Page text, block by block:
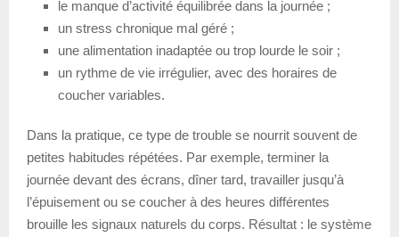
le manque d’activité équilibrée dans la journée ;
un stress chronique mal géré ;
une alimentation inadaptée ou trop lourde le soir ;
un rythme de vie irrégulier, avec des horaires de
coucher variables.
Dans la pratique, ce type de trouble se nourrit souvent de
petites habitudes répétées. Par exemple, terminer la
journée devant des écrans, dîner tard, travailler jusqu’à
l’épuisement ou se coucher à des heures différentes
brouille les signaux naturels du corps. Résultat : le système